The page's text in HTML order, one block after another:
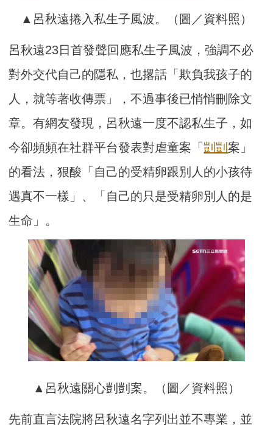
▲呂秋遠捲入私生子風波。（圖／資料照）
呂秋遠23日首發聲回應私生子風波，強調不必
對外交代自己的隱私，也撂話「欺負我孩子的
人，就等著收傳票」，不過事後已悄悄刪除文
章。有網友發現，呂秋遠一度不認私生子，如
今卻頻頻在社群平台發表對虐童案「剴剴案」
的看法，狠酸「自己的受精卵跟別人的小孩待
遇真不一樣」、「自己的只是受精卵別人的是
生命」。
▲呂秋遠關心剴剴案。（圖／資料照）
先前直言法院將呂秋遠名字列出並不專業，並